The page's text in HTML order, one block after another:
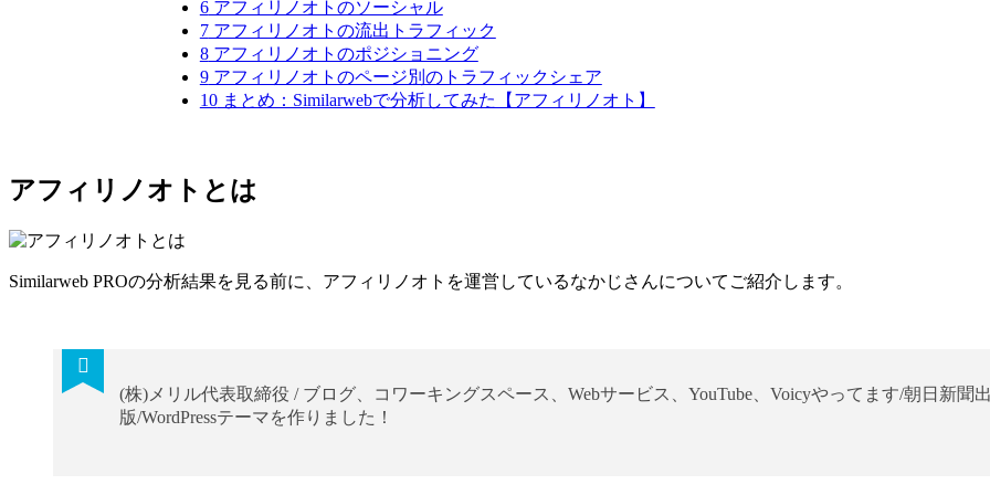
6アフィリノオトのソーシャル
7アフィリノオトの流出トラフィック
8アフィリノオトのポジショニング
9アフィリノオトのページ別のトラフィックシェア
10まとめ：Similarwebで分析してみた【アフィリノオト】
アフィリノオトとは
Similarweb PROの分析結果を見る前に、アフィリノオトを運営しているなかじさんについてご紹介します。
(株)メリル代表取締役 / ブログ、コワーキングスペース、Webサービス、YouTube、Voicyやってます/朝日新
版/WordPressテーマを作りました！